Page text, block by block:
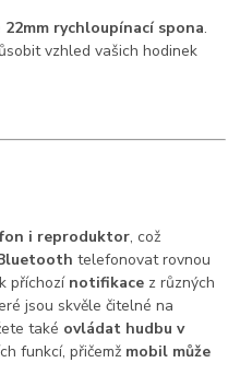
22mm rychloupínací spona.
vzhled vašich hodinek
i reproduktor, což
telefonovat rovnou
příchozí notifikace z různých
jsou skvěle čitelné na
také ovládat hudbu v
funkcí, přičemž mobil může